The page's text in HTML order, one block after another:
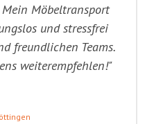
Mein Möbeltransport
und stressfrei
freundlichen Teams.
weiterempfehlen!"